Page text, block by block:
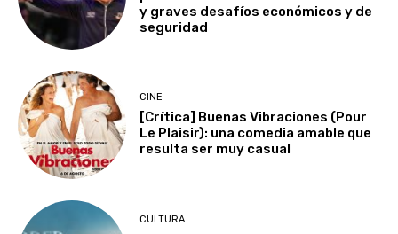
y graves desafíos económicos y de
seguridad
CINE
[Crítica] Buenas Vibraciones (Pour
Le Plaisir): una comedia amable que
resulta ser muy casual
CULTURA